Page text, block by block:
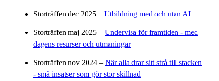
Storträffen dec 2025 – Utbildning med och utan AI
Storträffen maj 2025 – Undervisa för framtiden - med
dagens resurser och utmaningar
Storträffen nov 2024 – När alla drar sitt strå till stacken
- små insatser som gör stor skillnad